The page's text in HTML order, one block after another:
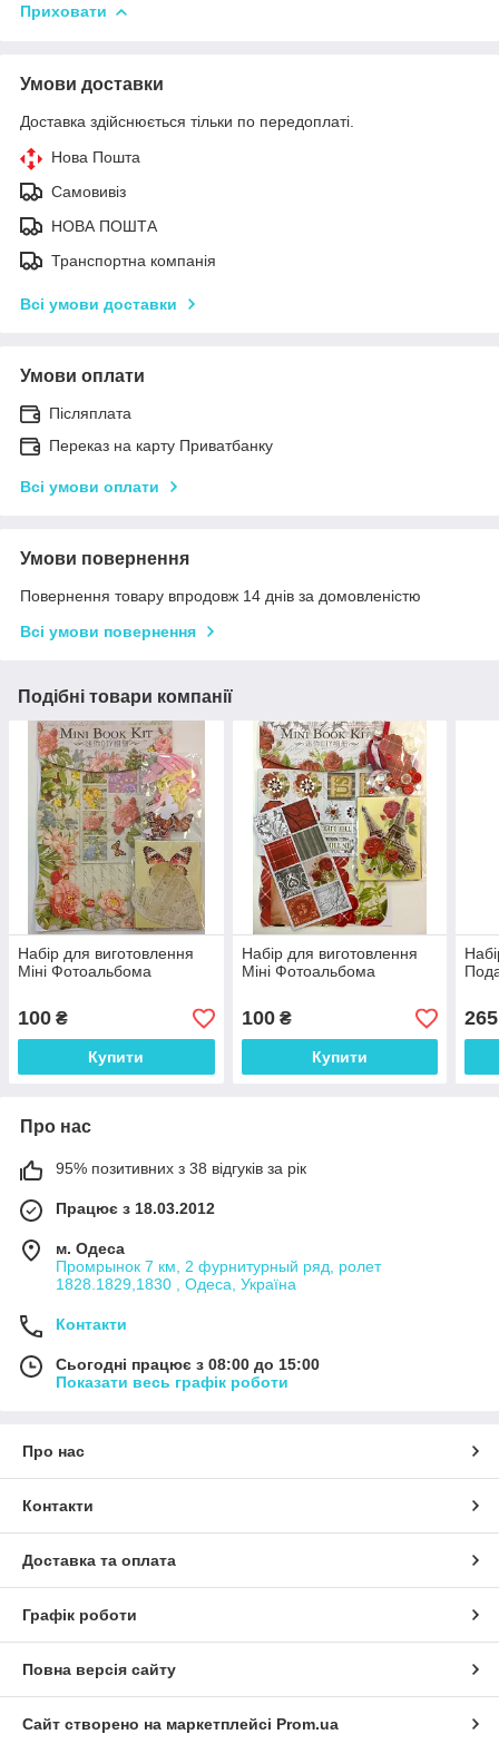
Приховати
Умови доставки
Доставка здійснюється тільки по передоплаті.
Нова Пошта
Самовивіз
НОВА ПОШТА
Транспортна компанія
Всі умови доставки
Умови оплати
Післяплата
Переказ на карту Приватбанку
Всі умови оплати
Умови повернення
Повернення товару впродовж 14 днів за домовленістю
Всі умови повернення
Подібні товари компанії
Набір для виготовлення
Міні Фотоальбома
100 ₴
Купити
Набір для виготовлення
Міні Фотоальбома
100₴
Купити
265
Про нас
95% позитивних з 38 відгуків за рік
Працює з 18.03.2012
м. Одеса
Промрынок 7 км, 2 фурнитурный ряд, ролет
1828.1829,1830 , Одеса, Україна
Контакти
Сьогодні працює з 08:00 до 15:00
Показати весь графік роботи
Про нас
Контакти
Доставка та оплата
Графік роботи
Повна версія сайту
Сайт створено на маркетплейсі Prom.ua